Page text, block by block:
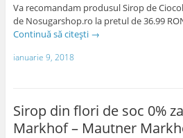
Va recomandam produsul Sirop de
de Nosugarshop.ro la pretul de 36.99
Continuă să citești →
ianuarie 9, 2018
Sirop din flori de soc 0%
Markhof – Mautner